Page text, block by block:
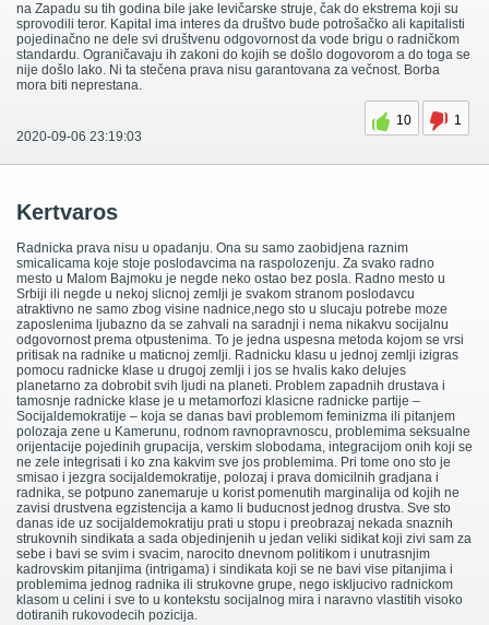
na Zapadu su tih godina bile jake levičarske struje, čak do ekstrema koji su
sprovodili teror. Kapital ima interes da društvo bude potrošačko ali kapitalisti
pojedinačno ne dele svi društvenu odgovornost da vode brigu o radničkom
standardu. Ograničavaju ih zakoni do kojih se došlo dogovorom a do toga se
nije došlo lako. Ni ta stečena prava nisu garantovana za večnost. Borba
mora biti neprestana.
10
1
2020-09-06 23:19:03
Kertvaros
Radnicka prava nisu u opadanju. Ona su samo zaobidjena raznim
smicalicama koje stoje poslodavcima na raspolozenju. Za svako radno
mesto u Malom Bajmoku je negde neko ostao bez posla. Radno mesto u
Srbiji ili negde u nekoj slicnoj zemlji je svakom stranom poslodavcu
atraktivno ne samo zbog visine nadnice,nego sto u slucaju potrebe moze
zaposlenima ljubazno da se zahvali na saradnji i nema nikakvu socijalnu
odgovornost prema otpustenima. To je jedna uspesna metoda kojom se vrsi
pritisak na radnike u maticnoj zemlji. Radnicku klasu u jednoj zemlji izigras
pomocu radnicke klase u drugoj zemlji i jos se hvalis kako delujes
planetarno za dobrobit svih ljudi na planeti. Problem zapadnih drustava i
tamosnje radnicke klase je u metamorfozi klasicne radnicke partije –
Socijaldemokratije – koja se danas bavi problemom feminizma ili pitanjem
polozaja zene u Kamerunu, rodnom ravnopravnoscu, problemima seksualne
orijentacije pojedinih grupacija, verskim slobodama, integracijom onih koji se
ne zele integrisati i ko zna kakvim sve jos problemima. Pri tome ono sto je
smisao i jezgra socijaldemokratije, polozaj i prava domicilnih gradjana i
radnika, se potpuno zanemaruje u korist pomenutih marginalija od kojih ne
zavisi drustvena egzistencija a kamo li buducnost jednog drustva. Sve sto
danas ide uz socijaldemokratiju prati u stopu i preobrazaj nekada snaznih
strukovnih sindikata a sada objedinjenih u jedan veliki sidikat koji zivi sam za
sebe i bavi se svim i svacim, narocito dnevnom politikom i unutrasnjim
kadrovskim pitanjima (intrigama) i sindikata koji se ne bavi vise pitanjima i
problemima jednog radnika ili strukovne grupe, nego iskljucivo radnickom
klasom u celini i sve to u kontekstu socijalnog mira i naravno vlastitih visoko
dotiranih rukovodecih pozicija.